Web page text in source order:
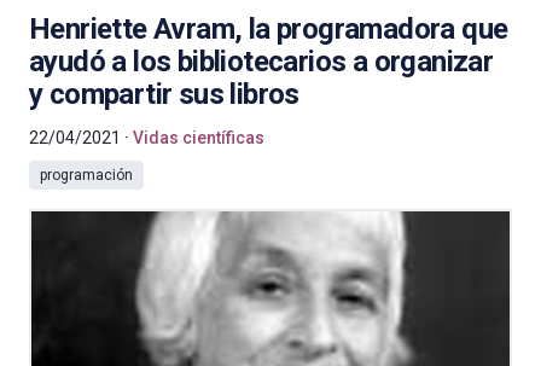
Henriette Avram, la programadora que
ayudó a los bibliotecarios a organizar
y compartir sus libros
22/04/2021 Vidas científicas
programación